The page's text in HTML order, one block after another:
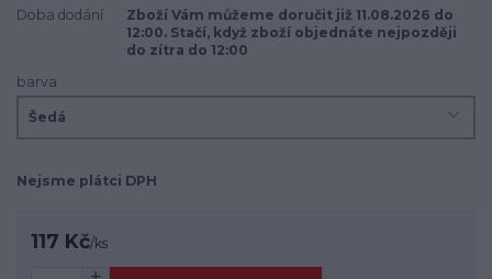
Doba dodání
Zboží Vám můžeme doručit již 11.08.2026 do
12:00. Stačí, když zboží objednáte nejpozději
do zítra do 12:00
barva
Nejsme plátci DPH
117 Kč/ks